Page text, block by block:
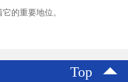
的重要地位。
Top